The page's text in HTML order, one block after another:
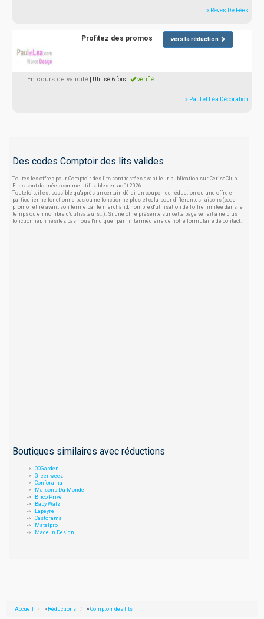
» Rêves De Fées
Profitez des promos vers la réduction
En cours de validité | Utilisé 6 fois vérifié !
» Paul et Léa Décoration
Des codes Comptoir des lits valides
Toutes les offres pour Comptoir des lits sont testées avant leur publication sur CeriseClub.
Elles sont données comme utilisables en août 2026.
Toutefois, il est possible qu'après un certain délai, un coupon de réduction ou une offre en
particulier ne fonctionne pas ou ne fonctionne plus, et cela, pour différentes raisons (code
promo retiré avant son terme par le marchand, nombre d'utilisation de l'offre limitée dans le
temps ou en nombre d'utilisateurs...). Si une offre présente sur cette page venait à ne plus
fonctionner, n'hésitez pas nous l'indiquer par l'intermédiaire de notre formulaire de contact.
Boutiques similaires avec réductions
OOGarden
Greenweez
Conforama
Maisons Du Monde
Brico Privé
Baby Walz
Lapeyre
Castorama
Matelpro
Made In Design
Accueil » Réductions » Comptoir des lits